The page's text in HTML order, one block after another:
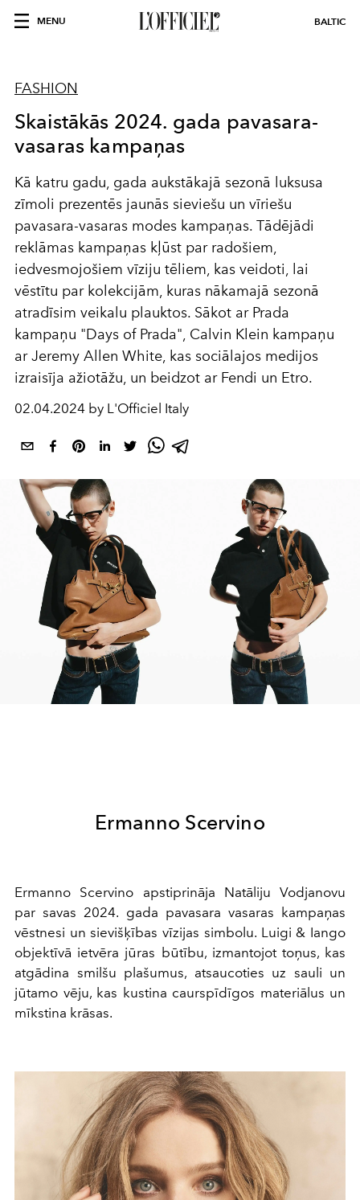
MENU BALTIC
FASHION
Skaistākās 2024. gada pavasara-
vasaras kampaņas
Kā katru gadu, gada aukstākajā sezonā luksusa
zīmoli prezentēs jaunās sieviešu un vīriešu
pavasara-vasaras modes kampaņas. Tādējādi
reklāmas kampaņas kļūst par radošiem,
iedvesmojošiem vīziju tēliem, kas veidoti, lai
vēstītu par kolekcijām, kuras nākamajā sezonā
atradīsim veikalu plauktos. Sākot ar Prada
kampaņu "Days of Prada", Calvin Klein kampaņu
ar Jeremy Allen White, kas sociālajos medijos
izraisīja ažiotāžu, un beidzot ar Fendi un Etro.
02.04.2024 by L'Officiel Italy
Ermanno Scervino
Ermanno Scervino apstiprināja Natāliju Vodjanovu
par savas 2024. gada pavasara vasaras kampaņas
vēstnesi un sievišķības vīzijas simbolu. Luigi & Iango
objektīvā ietvēra jūras būtību, izmantojot toņus, kas
atgādina smilšu plašumus, atsaucoties uz sauli un
jūtamo vēju, kas kustina caurspīdīgos materiālus un
mīkstina krāsas.